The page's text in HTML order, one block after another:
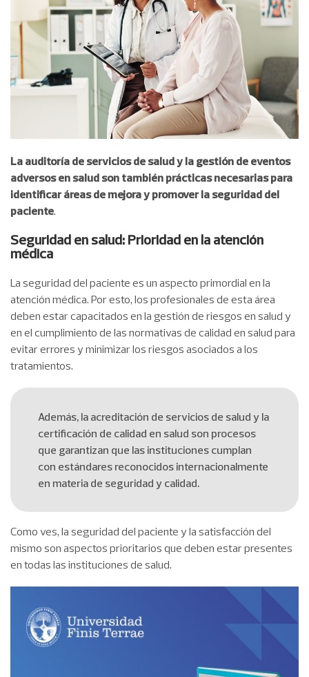
La auditoría de servicios de salud y la gestión de eventos
adversos en salud son también prácticas necesarias para
identificar áreas de mejora y promover la seguridad del
paciente.
Seguridad en salud: Prioridad en la atención
médica
La seguridad del paciente es un aspecto primordial en la
atención médica. Por esto, los profesionales de esta área
deben estar capacitados en la gestión de riesgos en salud y
en el cumplimiento de las normativas de calidad en salud para
evitar errores y minimizar los riesgos asociados a los
tratamientos.
Además, la acreditación de servicios de salud y la
certificación de calidad en salud son procesos
que garantizan que las instituciones cumplan
con estándares reconocidos internacionalmente
en materia de seguridad y calidad.
Como ves, la seguridad del paciente y la satisfacción del
mismo son aspectos prioritarios que deben estar presentes
en todas las instituciones de salud.